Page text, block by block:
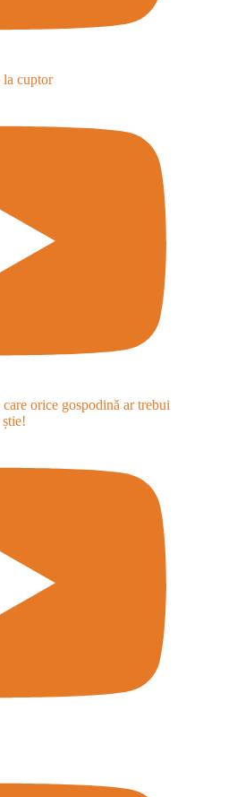
la cuptor
orice gospodină ar trebui